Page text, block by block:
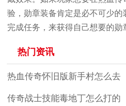
验，勋章装备肯定是必不可少
完成任务，来获得自己想要的勋
热门资讯
热血传奇怀旧版新手村怎么去
传奇战士技能毒地丁怎么打的